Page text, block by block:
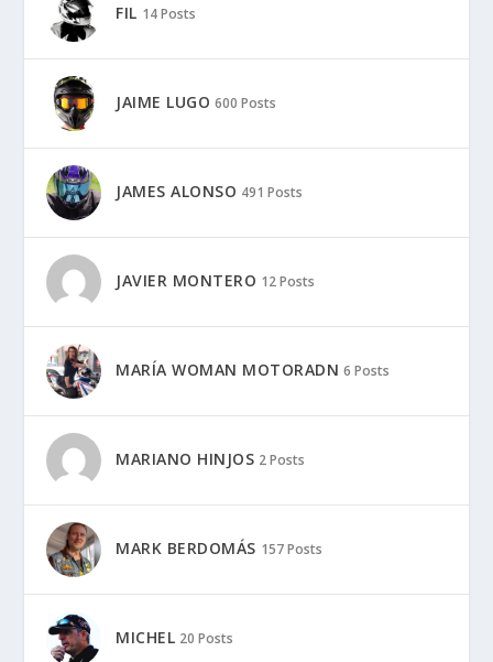
FIL 14 Posts
JAIME LUGO 600 Posts
JAMES ALONSO 491 Posts
JAVIER MONTERO 12 Posts
MARÍA WOMAN MOTORADN 6 Posts
MARIANO HINJOS 2 Posts
MARK BERDOMÁS 157 Posts
MICHEL 20 Posts